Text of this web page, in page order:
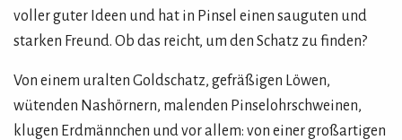
voller guter Ideen und hat in Pinsel einen sauguten und
starken Freund. Ob das reicht, um den Schatz zu finden?
Von einem uralten Goldschatz, gefräßigen Löwen,
wütenden Nashörnern, malenden Pinselohrschweinen,
klugen Erdmännchen und vor allem: von einer großartigen